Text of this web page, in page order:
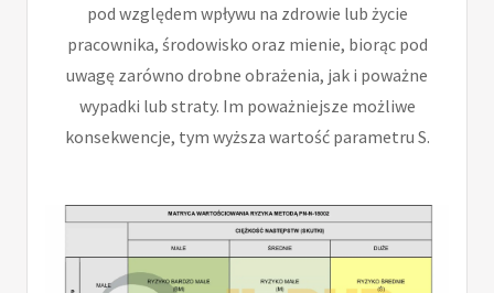
pod względem wpływu na zdrowie lub życie
pracownika, środowisko oraz mienie, biorąc pod
uwagę zarówno drobne obrażenia, jak i poważne
wypadki lub straty. Im poważniejsze możliwe
konsekwencje, tym wyższa wartość parametru S.